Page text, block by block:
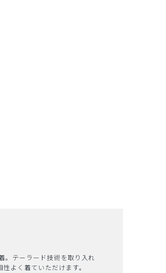
。テーラード技術を取り入れ
よく着ていただけます。